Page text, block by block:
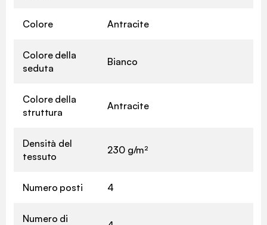
Colore Antracite
Colore della
seduta
Bianco
Colore della
struttura
Antracite
Densità del
tessuto
230 g/m²
Numero posti 4
Numero di